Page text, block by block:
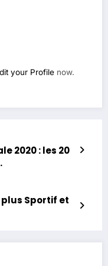
your Profile now.
2020 : les 20